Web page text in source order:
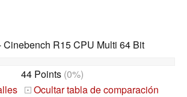
Cinebench R15 CPU Multi 64 Bit
44 Points (0%)
- Ocultar tabla de comparación